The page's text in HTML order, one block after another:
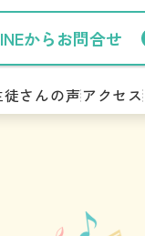
徒さんの声アクセス
からお問合せ